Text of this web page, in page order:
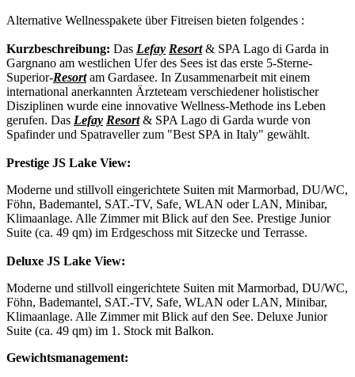
Alternative Wellnesspakete über Fitreisen bieten folgendes :
Kurzbeschreibung: Das Lefay Resort& SPA Lago di Garda in
Gargnano am westlichen Ufer des Sees ist das erste 5-Sterne-
Superior-Resortam Gardasee. In Zusammenarbeit mit einem
international anerkannten Ärzteteam verschiedener holistischer
Disziplinen wurde eine innovative Wellness-Methode ins Leben
gerufen. Das Lefay Resort& SPA Lago di Garda wurde von
Spafinder und Spatraveller zum "Best SPA in Italy" gewählt.
Prestige JS Lake View:
Moderne und stillvoll eingerichtete Suiten mit Marmorbad, DU/WC,
Föhn, Bademantel, SAT.-TV, Safe, WLAN oder LAN, Minibar,
Klimaanlage. Alle Zimmer mit Blick auf den See. Prestige Junior
Suite (ca. 49 qm) im Erdgeschoss mit Sitzecke und Terrasse.
Deluxe JS Lake View:
Moderne und stillvoll eingerichtete Suiten mit Marmorbad, DU/WC,
Föhn, Bademantel, SAT.-TV, Safe, WLAN oder LAN, Minibar,
Klimaanlage. Alle Zimmer mit Blick auf den See. Deluxe Junior
Suite (ca. 49 qm) im 1. Stock mit Balkon.
Gewichtsmanagement: